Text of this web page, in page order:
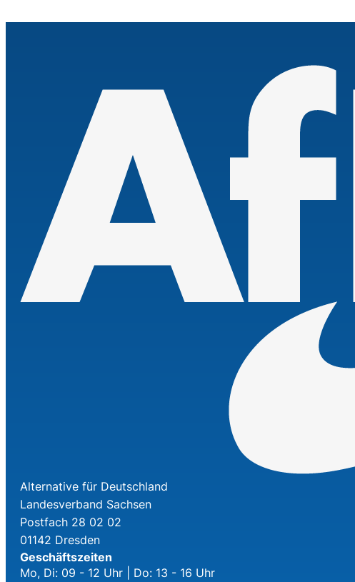
Alternative für Deutschland
Landesverband Sachsen
Postfach 28 02 02
01142 Dresden
Geschäftszeiten
Mo, Di: 09 - 12 Uhr | Do: 13 - 16 Uhr